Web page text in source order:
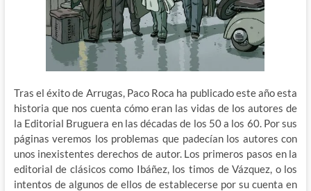
Tras el éxito de Arrugas, Paco Roca ha publicado este año esta
historia que nos cuenta cómo eran las vidas de los autores de
la Editorial Bruguera en las décadas de los 50 a los 60. Por sus
páginas veremos los problemas que padecían los autores con
unos inexistentes derechos de autor. Los primeros pasos en la
editorial de clásicos como Ibáñez, los timos de Vázquez, o los
intentos de algunos de ellos de establecerse por su cuenta en